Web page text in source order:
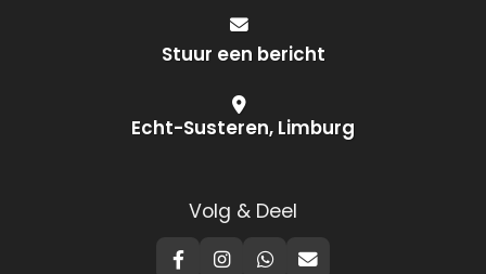
Stuur een bericht
Echt-Susteren, Limburg
Volg & Deel